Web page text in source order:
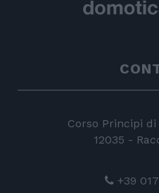
Corso Principi
12035 -
+39